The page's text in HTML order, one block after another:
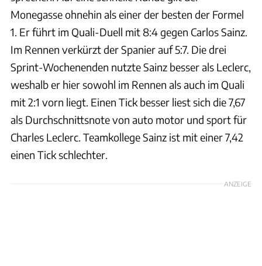
Monegasse ohnehin als einer der besten der Formel
1. Er führt im Quali-Duell mit 8:4 gegen Carlos Sainz.
Im Rennen verkürzt der Spanier auf 5:7. Die drei
Sprint-Wochenenden nutzte Sainz besser als Leclerc,
weshalb er hier sowohl im Rennen als auch im Quali
mit 2:1 vorn liegt. Einen Tick besser liest sich die 7,67
als Durchschnittsnote von auto motor und sport für
Charles Leclerc. Teamkollege Sainz ist mit einer 7,42
einen Tick schlechter.
ANZEIGE